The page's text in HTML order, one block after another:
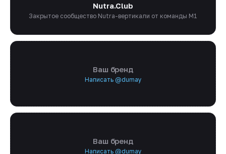
Nutra.Club
Закрытое сообщество Nutra-вертикали от команды M1
Ваш бренд
Написать @dumay
Ваш бренд
Написать @dumay